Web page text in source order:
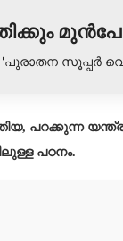
'പുരാതന സൂപ്പർ
പറക്കുന്ന
പഠനം.